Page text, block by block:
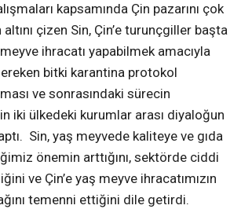
kapsamında Çin pazarını çok
çizen Sin, Çin’e turunçgiller başta
ihracatı yapabilmek amacıyla
bitki karantina protokol
ve sonrasındaki sürecin
iki ülkedeki kurumlar arası diyaloğun
Sin, yaş meyvede kaliteye ve gıda
önemin arttığını, sektörde ciddi
ve Çin’e yaş meyve ihracatımızın
temenni ettiğini dile getirdi.